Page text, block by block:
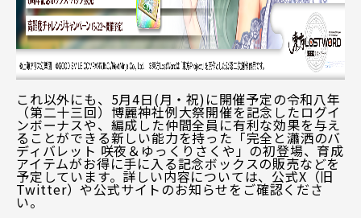
これ以外にも、5月4日(月・祝)に開催予定の令和八年
（第二十三回）博麗神社例大祭開催を記念したログイ
ンボーナスや、編成した仲間全員に有利な効果を与え
ることができる新しい能力を持った「完全と瀟洒のバ
ディバレット 咲夜＆ゆっくりさくや」の初登場、育成
アイテムがお得に手に入る記念ボックスの販売などを
予定しています。詳しい内容については、公式X（旧
Twitter）や公式サイトのお知らせをご確認くださ
い。